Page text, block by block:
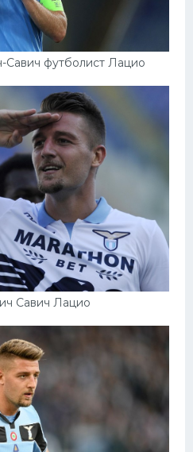
Савич футболист Лацио
Савич Лацио